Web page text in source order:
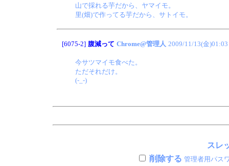
山で採れる芋だから、ヤマイモ。
里(畑)で作ってる芋だから、サトイモ。
[6075-2] 腹減って Chrome@管理人 2009/11/13(金)01:03
今サツマイモ食べた。
ただそれだけ。
(-_-)
スレ
削除する 管理者用パス